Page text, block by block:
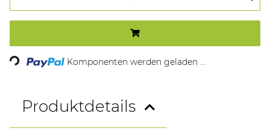
Loading... Komponenten werden geladen ...
Produktdetails